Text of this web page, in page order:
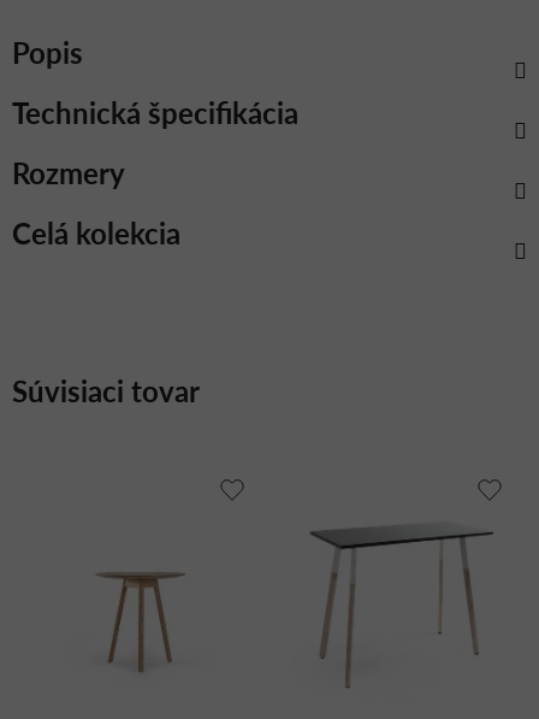
Popis
Celá kolekcia
Rozmery
Technická špecifikácia
Súvisiaci tovar